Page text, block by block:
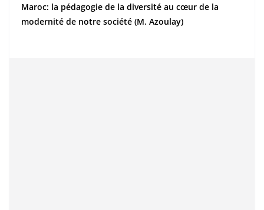
Maroc: la pédagogie de la diversité au cœur de la
modernité de notre société (M. Azoulay)